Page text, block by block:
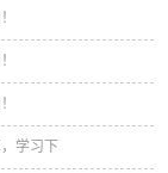
学习下